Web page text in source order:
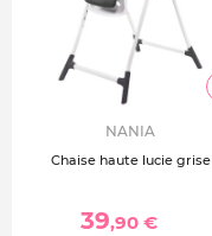
NANIA
Chaise haute lucie grise
39,90 €